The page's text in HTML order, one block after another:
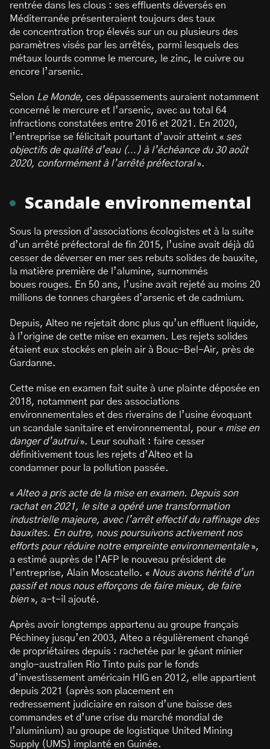
rentrée dans les clous : ses effluents déversés en
Méditerranée présenteraient toujours des taux
de concentration trop élevés sur un ou plusieurs des
paramètres visés par les arrêtés, parmi lesquels des
métaux lourds comme le mercure, le zinc, le cuivre ou
encore l’arsenic.
Selon Le Monde, ces dépassements auraient notamment
concerné le mercure et l’arsenic, avec au total 64
infractions constatées entre 2016 et 2021. En 2020,
l’entreprise se félicitait pourtant d’avoir atteint « ses
objectifs de qualité d’eau (…) à l’échéance du 30 août
2020, conformément à l’arrêté préfectoral».
Scandale environnemental
Sous la pression d’associations écologistes et à la suite
d’un arrêté préfectoral de fin 2015, l’usine avait déjà dû
cesser de déverser en mer ses rebuts solides de bauxite,
la matière première de l’alumine, surnommés
boues rouges. En 50 ans, l’usine avait rejeté au moins 20
millions de tonnes chargées d’arsenic et de cadmium.
Depuis, Alteo ne rejetait donc plus qu’un effluent liquide,
à l’origine de cette mise en examen. Les rejets solides
étaient eux stockés en plein air à Bouc-Bel-Air, près de
Gardanne.
Cette mise en examen fait suite à une plainte déposée en
2018, notamment par des associations
environnementales et des riverains de l’usine évoquant
un scandale sanitaire et environnemental, pour « mise en
danger d’autrui». Leur souhait : faire cesser
définitivement tous les rejets d’Alteo et la
condamner pour la pollution passée.
« Alteo a pris acte de la mise en examen. Depuis son
rachat en 2021, le site a opéré une transformation
industrielle majeure, avec l’arrêt effectif du raffinage des
bauxites. En outre, nous poursuivons activement nos
efforts pour réduire notre empreinte environnementale»,
a estimé auprès de l’AFP le nouveau président de
l’entreprise, Alain Moscatello. « Nous avons hérité d’un
passif et nous nous efforçons de faire mieux, de faire
bien», a-t-il ajouté.
Après avoir longtemps appartenu au groupe français
Péchiney jusqu’en 2003, Alteo a régulièrement changé
de propriétaires depuis : rachetée par le géant minier
anglo-australien Rio Tinto puis par le fonds
d’investissement américain HIG en 2012, elle appartient
depuis 2021 (après son placement en
redressement judiciaire en raison d’une baisse des
commandes et d’une crise du marché mondial de
l’aluminium) au groupe de logistique United Mining
Supply (UMS) implanté en Guinée.